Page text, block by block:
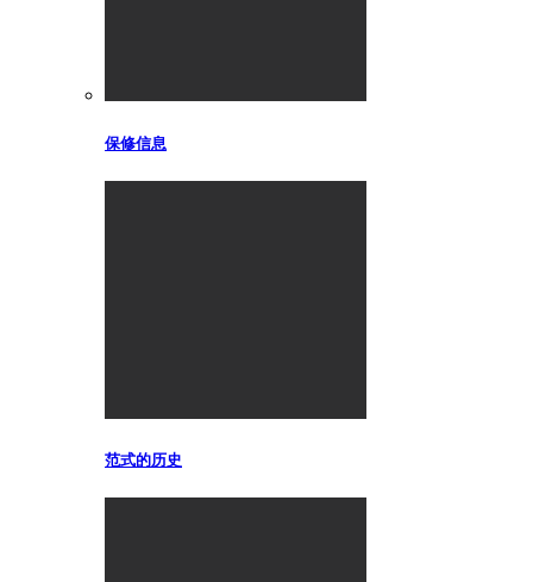
保修信息
范式的历史